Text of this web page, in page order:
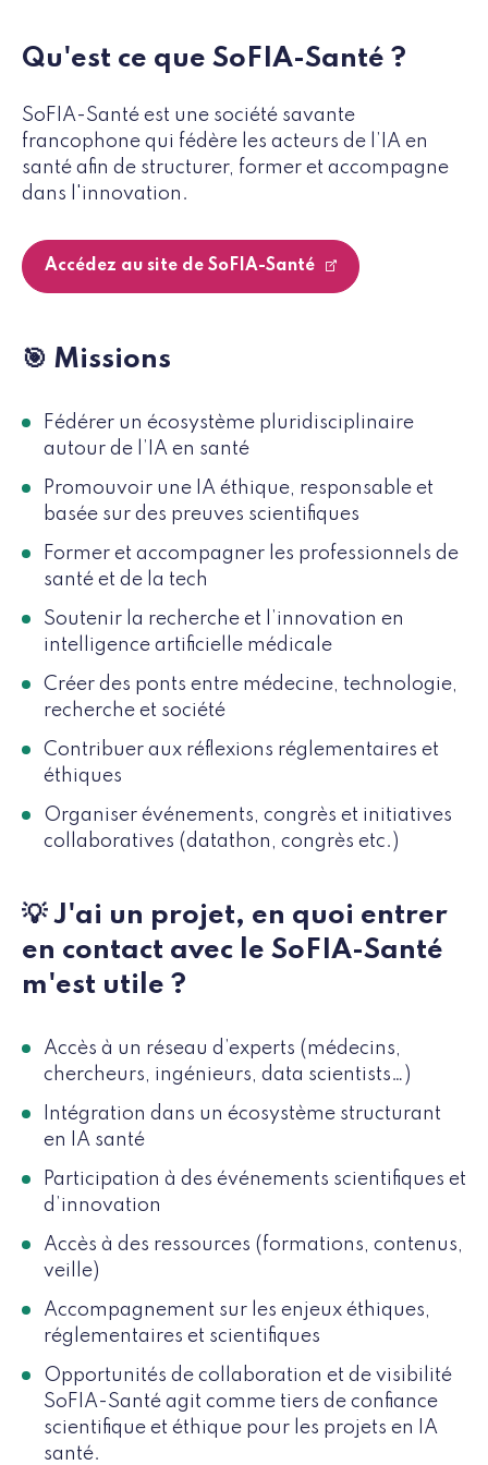
Qu'est ce que SoFIA-Santé ?
SoFIA-Santé est une société savante
francophone qui fédère les acteurs de l’IA en
santé afin de structurer, former et accompagne
dans l'innovation.
Accédez au site de SoFIA-Santé
🎯 Missions
Fédérer un écosystème pluridisciplinaire
autour de l’IA en santé
Promouvoir une IA éthique, responsable et
basée sur des preuves scientifiques
Former et accompagner les professionnels de
santé et de la tech
Soutenir la recherche et l’innovation en
intelligence artificielle médicale
Créer des ponts entre médecine, technologie,
recherche et société
Contribuer aux réflexions réglementaires et
éthiques
Organiser événements, congrès et initiatives
collaboratives (datathon, congrès etc.)
💡 J'ai un projet, en quoi entrer
en contact avec le SoFIA-Santé
m'est utile ?
Accès à un réseau d’experts (médecins,
chercheurs, ingénieurs, data scientists…)
Intégration dans un écosystème structurant
en IA santé
Participation à des événements scientifiques et
d’innovation
Accès à des ressources (formations, contenus,
veille)
Accompagnement sur les enjeux éthiques,
réglementaires et scientifiques
Opportunités de collaboration et de visibilité
SoFIA-Santé agit comme tiers de confiance
scientifique et éthique pour les projets en IA
santé.